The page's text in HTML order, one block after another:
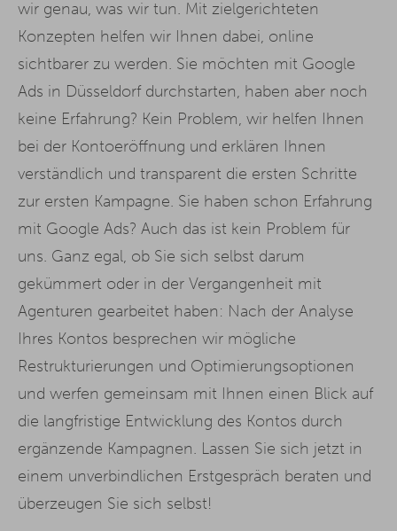
wir genau, was wir tun. Mit zielgerichteten
Konzepten helfen wir Ihnen dabei, online
sichtbarer zu werden. Sie möchten mit Google
Ads in Düsseldorf durchstarten, haben aber noch
keine Erfahrung? Kein Problem, wir helfen Ihnen
bei der Kontoeröffnung und erklären Ihnen
verständlich und transparent die ersten Schritte
zur ersten Kampagne. Sie haben schon Erfahrung
mit Google Ads? Auch das ist kein Problem für
uns. Ganz egal, ob Sie sich selbst darum
gekümmert oder in der Vergangenheit mit
Agenturen gearbeitet haben: Nach der Analyse
Ihres Kontos besprechen wir mögliche
Restrukturierungen und Optimierungsoptionen
und werfen gemeinsam mit Ihnen einen Blick auf
die langfristige Entwicklung des Kontos durch
ergänzende Kampagnen. Lassen Sie sich jetzt in
einem unverbindlichen Erstgespräch beraten und
überzeugen Sie sich selbst!